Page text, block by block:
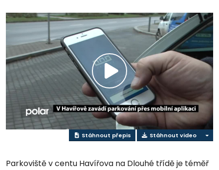
Přehrát
video
Stáhnout přepis Stáhnout video
Parkoviště v centu Havířova na Dlouhé třídě je téměř